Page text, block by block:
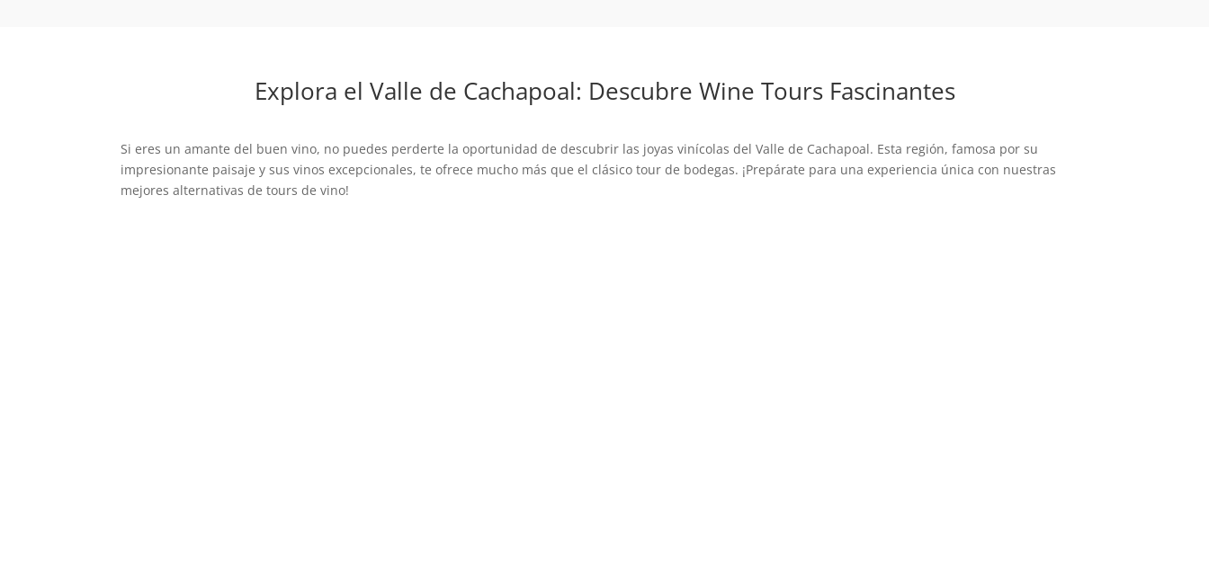
Explora el Valle de Cachapoal: Descubre Wine Tours Fascinantes
Si eres un amante del buen vino, no puedes perderte la oportunidad de descubrir las joyas vinícolas del Valle de Cachapoal. Esta región, famosa por su
impresionante paisaje y sus vinos excepcionales, te ofrece mucho más que el clásico tour de bodegas. ¡Prepárate para una experiencia única con nuestras
mejores alternativas de tours de vino!